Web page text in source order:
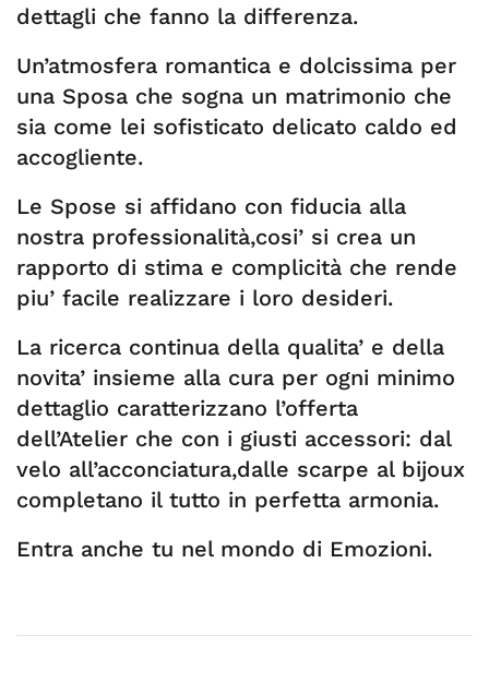
dettagli che fanno la differenza.
Un’atmosfera romantica e dolcissima per
una Sposa che sogna un matrimonio che
sia come lei sofisticato delicato caldo ed
accogliente.
Le Spose si affidano con fiducia alla
nostra professionalità,cosi’ si crea un
rapporto di stima e complicità che rende
piu’ facile realizzare i loro desideri.
La ricerca continua della qualita’ e della
novita’ insieme alla cura per ogni minimo
dettaglio caratterizzano l’offerta
dell’Atelier che con i giusti accessori: dal
velo all’acconciatura,dalle scarpe al bijoux
completano il tutto in perfetta armonia.
Entra anche tu nel mondo di Emozioni.